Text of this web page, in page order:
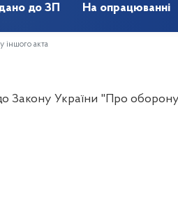
до ЗП На опрацюванні
іншого акта
Закону України "Про